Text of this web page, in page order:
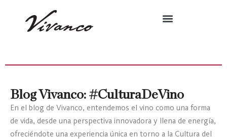
Blog Vivanco: #CulturaDeVino
En el blog de Vivanco, entendemos el vino como una forma
de vida, desde una perspectiva innovadora y llena de energía,
ofreciéndote una experiencia única en torno a la Cultura del